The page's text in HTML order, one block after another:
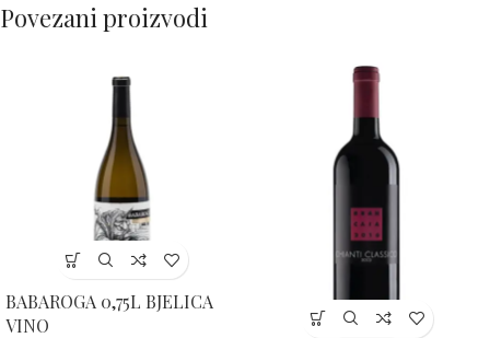
Povezani proizvodi
BABAROGA 0,75L BJELICA
VINO